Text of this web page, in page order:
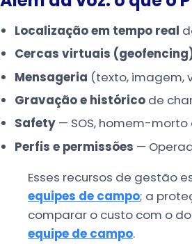
Localização em tempo real
Cercas virtuais
Mensageria (texto, imagem,
Gravação e históricode
Safety— SOS, homem-morto
Perfis e permissões —
Esses recursos de gestão
equipes de campo; a
comparar o custo com o
equipe de campo.